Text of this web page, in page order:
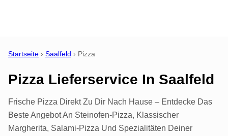
Startseite › Saalfeld › Pizza
Pizza Lieferservice In Saalfeld
Frische Pizza Direkt Zu Dir Nach Hause – Entdecke Das
Beste Angebot An Steinofen-Pizza, Klassischer
Margherita, Salami-Pizza Und Spezialitäten Deiner